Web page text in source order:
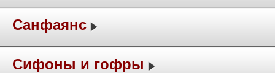
Санфаянс
Сифоны и гофры